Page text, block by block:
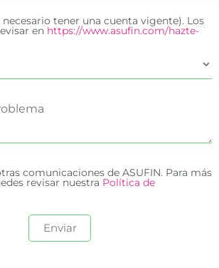
tener una cuenta vigente). Los
en https://www.asufin.com/hazte-
comunicaciones de ASUFIN. Para más
revisar nuestra Política de